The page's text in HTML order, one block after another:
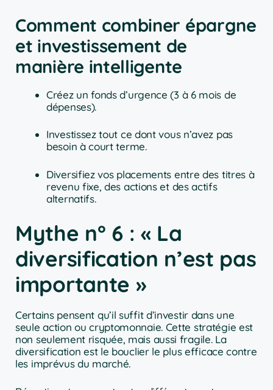
Comment combiner épargne
et investissement de
manière intelligente
Créez un fonds d’urgence (3 à 6 mois de
dépenses).
Investissez tout ce dont vous n’avez pas
besoin à court terme.
Diversifiez vos placements entre des titres à
revenu fixe, des actions et des actifs
alternatifs.
Mythe n° 6 : « La
diversification n’est pas
importante »
Certains pensent qu’il suffit d’investir dans une
seule action ou cryptomonnaie. Cette stratégie est
non seulement risquée, mais aussi fragile. La
diversification est le bouclier le plus efficace contre
les imprévus du marché.